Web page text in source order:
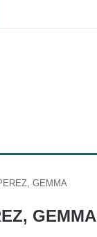
GEMMA
GEMMA